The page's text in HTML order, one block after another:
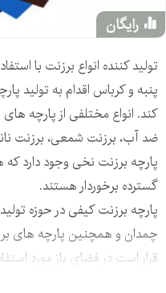
رایگان
تولید کننده انواع برزنت با
پنبه و کرباس اقدام به تولید
کند. انواع مختلفی از پارچه های
ضد آب، برزنت شمعی، برزنت
پارچه برزنت نخی وجود دارد که
گسترده برخوردار هستند.
پارچه برزنت کیفی در حوزه
چمدان و همچنین پارچه های
قرار است در فضای باز مورد
دسترسی به پارچه های برزنتی